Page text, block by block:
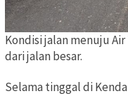
Kondisi jalan menuju
dari jalan besar.
Selama tinggal di